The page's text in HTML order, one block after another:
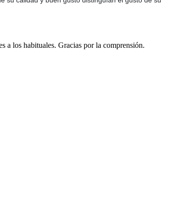
a los habituales. Gracias por la comprensión.